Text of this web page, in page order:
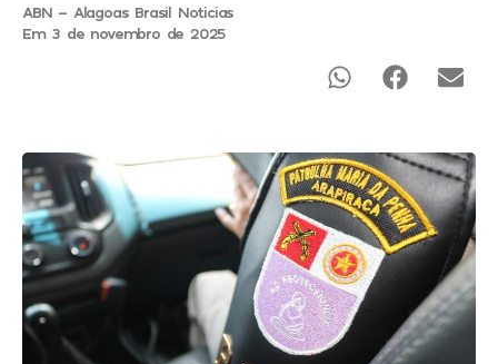
ABN - Alagoas Brasil Noticias
Em 3 de novembro de 2025